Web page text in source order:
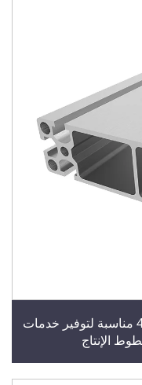
مprofilات الألومنيوم الصناعية 40148 مناسبة لتوفير خدمات
الإنتاج